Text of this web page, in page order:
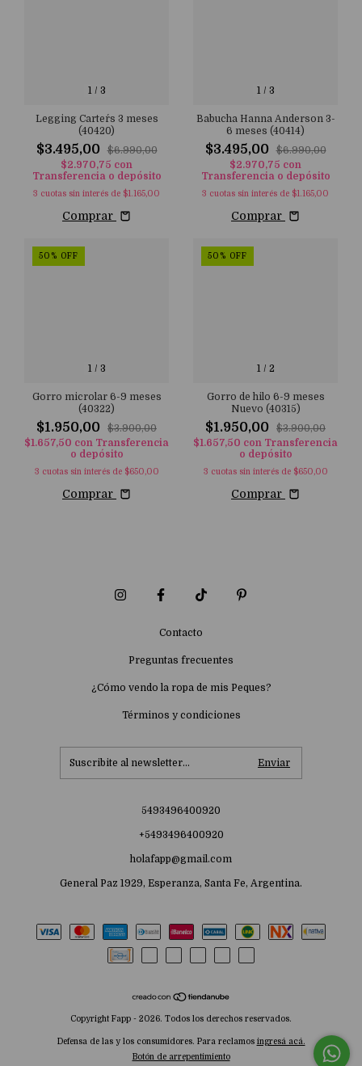
1/ 3
Legging Carter´s 3 meses
(40420)
$3.495,00
$6.990,00
$2.970,75 con
Transferencia o depósito
3 cuotas sin interés de $1.165,00
Comprar
1/ 3
Babucha Hanna Anderson 3-
6 meses (40414)
$3.495,00
$6.990,00
$2.970,75 con
Transferencia o depósito
3 cuotas sin interés de $1.165,00
Comprar
1/ 3
50 % OFF
Gorro microlar 6-9 meses
(40322)
$1.950,00
$3.900,00
$1.657,50 con Transferencia
o depósito
3 cuotas sin interés de $650,00
Comprar
1/ 2
50 % OFF
Gorro de hilo 6-9 meses
Nuevo (40315)
$1.950,00
$3.900,00
$1.657,50 con Transferencia
o depósito
3 cuotas sin interés de $650,00
Comprar
Contacto
Preguntas frecuentes
¿Cómo vendo la ropa de mis Peques?
Términos y condiciones
5493496400920
+5493496400920
holafapp@gmail.com
General Paz 1929, Esperanza, Santa Fe, Argentina.
Copyright Fapp - 2026. Todos los derechos reservados.
Defensa de las y los consumidores. Para reclamos ingresá acá.
Botón de arrepentimiento